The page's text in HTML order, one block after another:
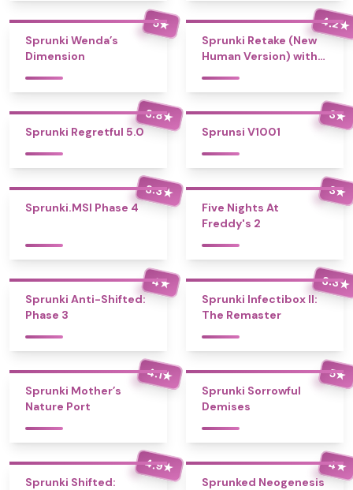
5★
Sprunki Wenda’s
Dimension
4.2★
Sprunki Retake (New
Human Version) with
3.8★
Sprunki Regretful 5.0
3★
Sprunsi V1001
3.3★
Sprunki.MSI Phase 4
3★
Five Nights At
Freddy's 2
4★
Sprunki Anti-Shifted:
Phase 3
3.3★
Sprunki Infectibox II:
The Remaster
4.1★
Sprunki Mother’s
Nature Port
5★
Sprunki Sorrowful
Demises
4.9★
Sprunki Shifted:
4★
Sprunked Neogenesis